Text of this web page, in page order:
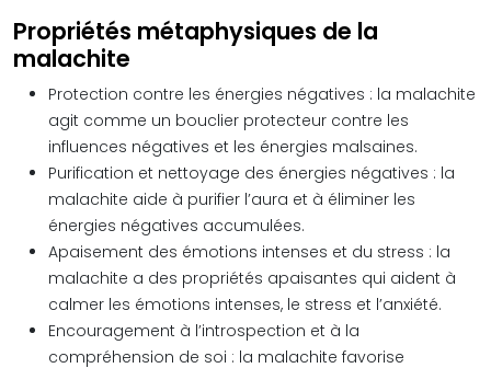
Propriétés métaphysiques de la
malachite
Protection contre les énergies négatives : la malachite
agit comme un bouclier protecteur contre les
influences négatives et les énergies malsaines.
Purification et nettoyage des énergies négatives : la
malachite aide à purifier l’aura et à éliminer les
énergies négatives accumulées.
Apaisement des émotions intenses et du stress : la
malachite a des propriétés apaisantes qui aident à
calmer les émotions intenses, le stress et l’anxiété.
Encouragement à l’introspection et à la
compréhension de soi : la malachite favorise